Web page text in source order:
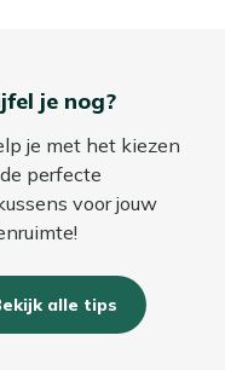
Door het
bij als je wat
als je ruimte wilt
je nog?
je met het kiezen
perfecte
voor jouw
alle tips